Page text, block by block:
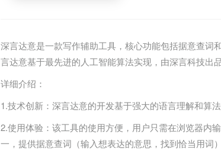
深言达意是一款写作辅助工具，核心功能包括据意查词
言达意基于最先进的人工智能算法实现，由深言科技出品
详细介绍：
1.技术创新：深言达意的开发基于强大的语言理解和算
2.使用体验：该工具的使用方便，用户只需在浏览器内
一，提供据意查词（输入想表达的意思，找到恰当用词